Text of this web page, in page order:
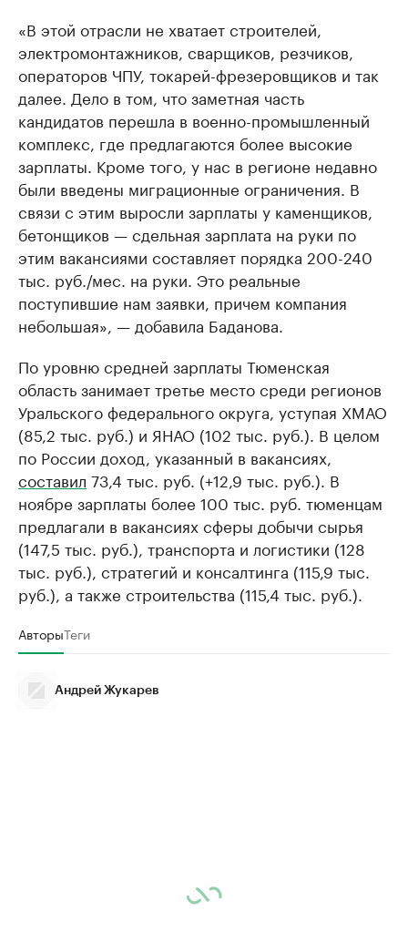
«В этой отрасли не хватает строителей,
электромонтажников, сварщиков, резчиков,
операторов ЧПУ, токарей-фрезеровщиков и так
далее. Дело в том, что заметная часть
кандидатов перешла в военно-промышленный
комплекс, где предлагаются более высокие
зарплаты. Кроме того, у нас в регионе недавно
были введены миграционные ограничения. В
связи с этим выросли зарплаты у каменщиков,
бетонщиков — сдельная зарплата на руки по
этим вакансиями составляет порядка 200-240
тыс. руб./мес. на руки. Это реальные
поступившие нам заявки, причем компания
небольшая», — добавила Баданова.
По уровню средней зарплаты Тюменская
область занимает третье место среди регионов
Уральского федерального округа, уступая ХМАО
(85,2 тыс. руб.) и ЯНАО (102 тыс. руб.). В целом
по России доход, указанный в вакансиях,
составил 73,4 тыс. руб. (+12,9 тыс. руб.). В
ноябре зарплаты более 100 тыс. руб. тюменцам
предлагали в вакансиях сферы добычи сырья
(147,5 тыс. руб.), транспорта и логистики (128
тыс. руб.), стратегий и консалтинга (115,9 тыс.
руб.), а также строительства (115,4 тыс. руб.).
АвторыТеги
Андрей Жукарев